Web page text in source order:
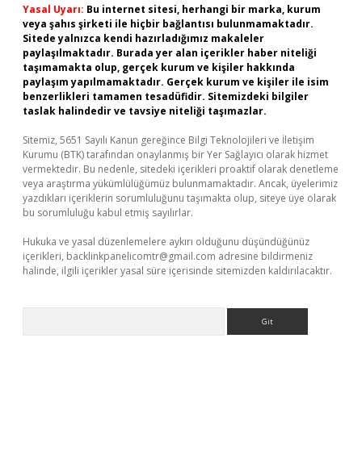
Yasal Uyarı: Bu internet sitesi, herhangi bir marka, kurum
veya şahıs şirketi ile hiçbir bağlantısı bulunmamaktadır.
Sitede yalnızca kendi hazırladığımız makaleler
paylaşılmaktadır. Burada yer alan içerikler haber niteliği
taşımamakta olup, gerçek kurum ve kişiler hakkında
paylaşım yapılmamaktadır. Gerçek kurum ve kişiler ile isim
benzerlikleri tamamen tesadüfidir. Sitemizdeki bilgiler
taslak halindedir ve tavsiye niteliği taşımazlar.
Sitemiz, 5651 Sayılı Kanun gereğince Bilgi Teknolojileri ve İletişim
Kurumu (BTK) tarafından onaylanmış bir Yer Sağlayıcı olarak hizmet
vermektedir. Bu nedenle, sitedeki içerikleri proaktif olarak denetleme
veya araştırma yükümlülüğümüz bulunmamaktadır. Ancak, üyelerimiz
yazdıkları içeriklerin sorumluluğunu taşımakta olup, siteye üye olarak
bu sorumluluğu kabul etmiş sayılırlar.
Hukuka ve yasal düzenlemelere aykırı olduğunu düşündüğünüz
içerikleri, backlinkpanelicomtr@gmail.com adresine bildirmeniz
halinde, ilgili içerikler yasal süre içerisinde sitemizden kaldırılacaktır.